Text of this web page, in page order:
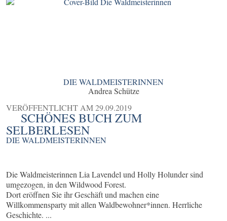
DIE WALDMEISTERINNEN
Andrea Schütze
VERÖFFENTLICHT AM29.09.2019
SCHÖNES BUCH ZUM
SELBERLESEN
DIE WALDMEISTERINNEN
Die Waldmeisterinnen Lia Lavendel und Holly Holunder sind
umgezogen, in den Wildwood Forest.
Dort eröffnen Sie ihr Geschäft und machen eine
Willkommensparty mit allen Waldbewohner*innen. Herrliche
Geschichte. ...